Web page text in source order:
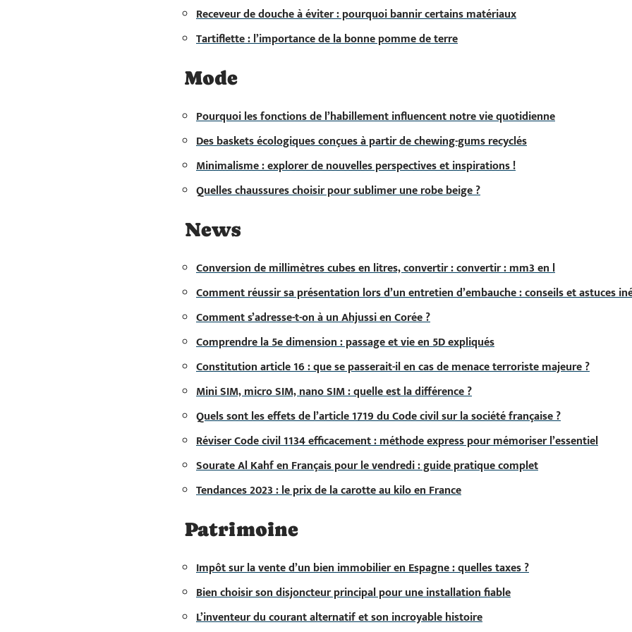
Receveur de douche à éviter : pourquoi bannir certains matériaux
Tartiflette : l’importance de la bonne pomme de terre
Mode
Pourquoi les fonctions de l’habillement influencent notre vie quotidienne
Des baskets écologiques conçues à partir de chewing-gums recyclés
Minimalisme : explorer de nouvelles perspectives et inspirations !
Quelles chaussures choisir pour sublimer une robe beige ?
News
Conversion de millimètres cubes en litres, convertir : convertir : mm3 en l
Comment réussir sa présentation lors d’un entretien d’embauche : conseils et astuces
Comment s’adresse-t-on à un Ahjussi en Corée ?
Comprendre la 5e dimension : passage et vie en 5D expliqués
Constitution article 16 : que se passerait-il en cas de menace terroriste majeure ?
Mini SIM, micro SIM, nano SIM : quelle est la différence ?
Quels sont les effets de l’article 1719 du Code civil sur la société française ?
Réviser Code civil 1134 efficacement : méthode express pour mémoriser l’essentiel
Sourate Al Kahf en Français pour le vendredi : guide pratique complet
Tendances 2023 : le prix de la carotte au kilo en France
Patrimoine
Impôt sur la vente d’un bien immobilier en Espagne : quelles taxes ?
Bien choisir son disjoncteur principal pour une installation fiable
L’inventeur du courant alternatif et son incroyable histoire